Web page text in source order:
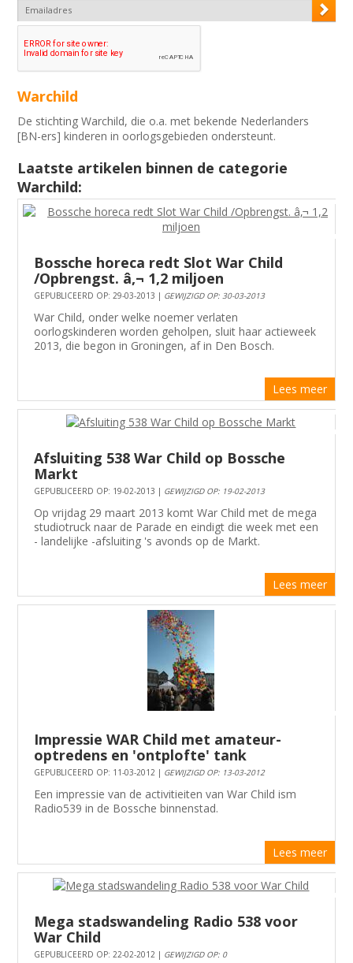
Warchild
De stichting Warchild, die o.a. met bekende Nederlanders
[BN-ers] kinderen in oorlogsgebieden ondersteunt.
Laatste artikelen binnen de categorie
Warchild:
Bossche horeca redt Slot War Child
/Opbrengst. â‚¬ 1,2 miljoen
GEPUBLICEERD OP: 29-03-2013 | GEWIJZIGD OP: 30-03-2013
War Child, onder welke noemer verlaten
oorlogskinderen worden geholpen, sluit haar actieweek
2013, die begon in Groningen, af in Den Bosch.
Lees meer
Afsluiting 538 War Child op Bossche
Markt
GEPUBLICEERD OP: 19-02-2013 | GEWIJZIGD OP: 19-02-2013
Op vrijdag 29 maart 2013 komt War Child met de mega
studiotruck naar de Parade en eindigt die week met een
- landelijke -afsluiting 's avonds op de Markt.
Lees meer
Impressie WAR Child met amateur-
optredens en 'ontplofte' tank
GEPUBLICEERD OP: 11-03-2012 | GEWIJZIGD OP: 13-03-2012
Een impressie van de activitieiten van War Child ism
Radio539 in de Bossche binnenstad.
Lees meer
Mega stadswandeling Radio 538 voor
War Child
GEPUBLICEERD OP: 22-02-2012 | GEWIJZIGD OP: 0